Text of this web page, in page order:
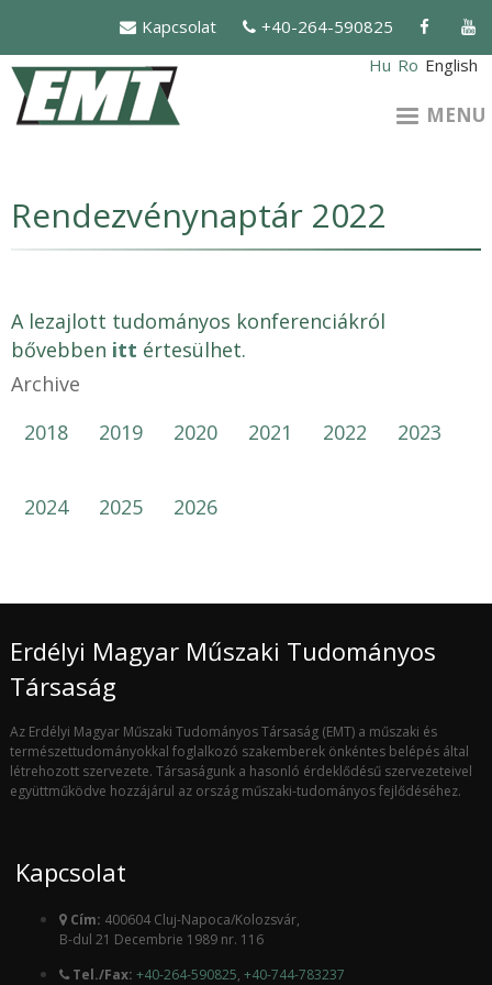
main
content
Kapcsolat
+40-264-590825
Hu Ro English
MENU
Rendezvénynaptár 2022
A lezajlott tudományos konferenciákról
bővebben itt értesülhet.
Archive
2018
2019 2020 2021 2022 2023
2024 2025 2026
Erdélyi Magyar Műszaki Tudományos
Társaság
Az Erdélyi Magyar Műszaki Tudományos Társaság (EMT) a műszaki és
természettudományokkal foglalkozó szakemberek önkéntes belépés által
létrehozott szervezete. Társaságunk a hasonló érdeklődésű szervezeteivel
együttműködve hozzájárul az ország műszaki-tudományos fejlődéséhez.
Kapcsolat
Cím: 400604 Cluj-Napoca/Kolozsvár,
B-dul 21 Decembrie 1989 nr. 116
Tel./Fax: +40-264-590825, +40-744-783237